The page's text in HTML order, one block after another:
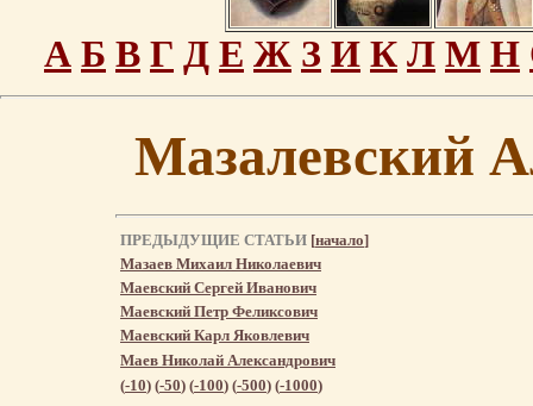
А Б В Г Д Е Ж З И К Л М Н
Мазалевский
ПРЕДЫДУЩИЕ СТАТЬИ [начало]
Мазаев Михаил Николаевич
Маевский Сергей Иванович
Маевский Петр Феликсович
Маевский Карл Яковлевич
Маев Николай Александрович
(-10) (-50) (-100) (-500) (-1000)